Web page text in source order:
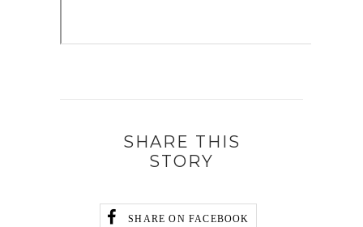
SHARE THIS
STORY
SHARE ON FACEBOOK